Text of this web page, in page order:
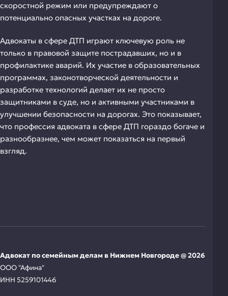
скоростной режим или предупреждают о
потенциально опасных участках на дороге.
Адвокаты в сфере ДТП играют ключевую роль не
только в правовой защите пострадавших, но и в
профилактике аварий. Их участие в образовательных
программах, законотворческой деятельности и
разработке технологий делает их не просто
защитниками в суде, но и активными участниками в
улучшении безопасности на дорогах. Это показывает,
что профессия адвоката в сфере ДТП гораздо богаче и
разнообразнее, чем может показаться на первый
взгляд.
Адвокат по семейным делам в Нижнем Новгороде @ 2026
ООО "Афина"
ИНН 5259101446